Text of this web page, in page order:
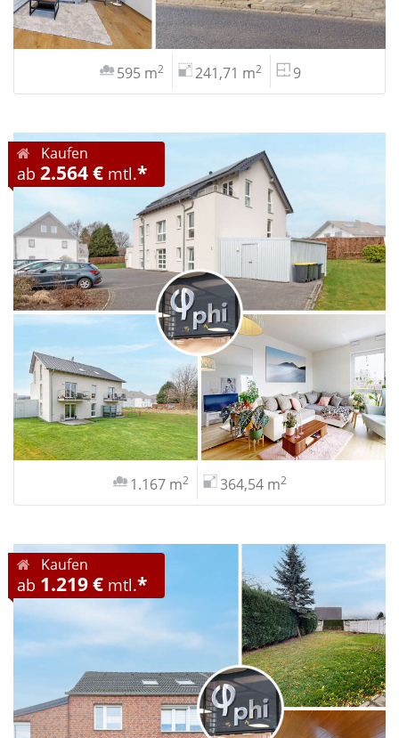
595 m2 241,71 m2 9
Kaufen
ab 2.564 € mtl.*
1.167 m2 364,54 m2
Kaufen
ab 1.219 € mtl.*